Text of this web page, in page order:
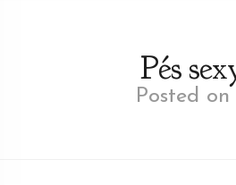
Pés
Posted